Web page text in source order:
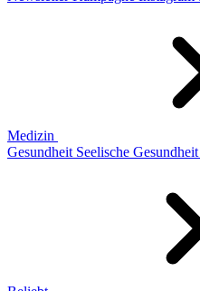
Medizin
Gesundheit Seelische Gesundheit